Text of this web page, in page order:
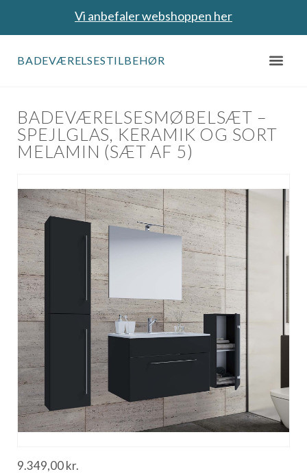
Vi anbefaler webshoppen her
BADEVÆRELSESTILBEHØR
BADEVÆRELSESMØBELSÆT –
SPEJLGLAS, KERAMIK OG SORT
MELAMIN (SÆT AF 5)
9.349,00kr.